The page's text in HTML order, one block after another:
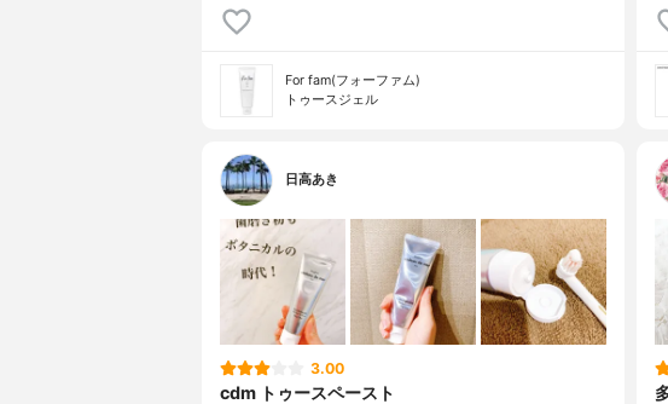
For fam(フォーファム)
トゥースジェル
日高あき
3.00
cdm トゥースペースト